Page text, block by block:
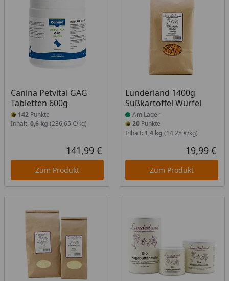
Canina Petvital GAG
Tabletten 600g
142 Punkte
Inhalt: 0,6 kg (236,65 €/kg)
Aktueller Preis
141,99 €
Zum Produkt
Lunderland 1400g
Süßkartoffel Würfel
Produkt am Lager
Am Lager
20Punkte
Inhalt: 1,4 kg (14,28 €/kg)
19,99 €
Zum Produkt